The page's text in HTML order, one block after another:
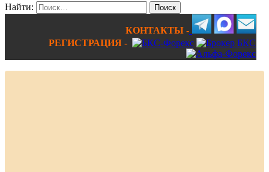
Найти:
КОНТАКТЫ -
РЕГИСТРАЦИЯ -